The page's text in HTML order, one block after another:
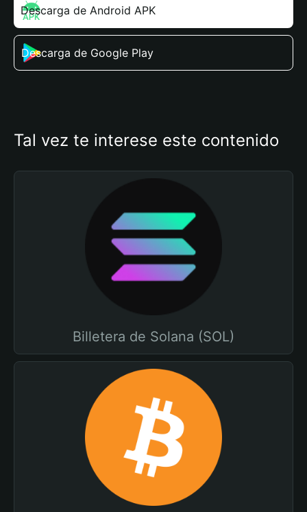
Descarga de Android APK
Descarga de Google Play
Tal vez te interese este contenido
Billetera de Solana (SOL)